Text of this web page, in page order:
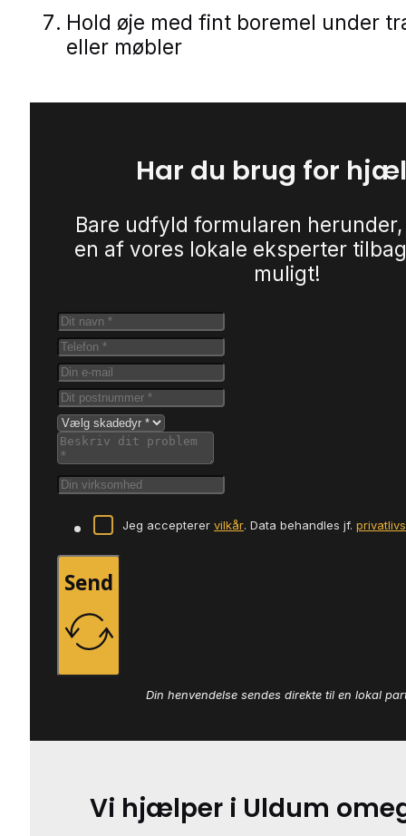
Hold øje med fint boremel under
eller møbler
Har du brug for
Bare udfyld formularen
en af vores lokale eksperter
muligt!
Jeg accepterer vilkår. Data behandles jf.
Send
Din henvendelse sendes direkte til en lokal
Vi hjælper i Uldum